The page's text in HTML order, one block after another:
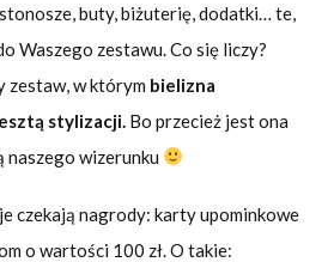
buty, biżuterię, dodatki… te,
Waszego zestawu. Co się liczy?
zestaw, w którym bielizna
stylizacji. Bo przecież jest ona
naszego wizerunku
czekają nagrody: karty upominkowe
o wartości 100 zł. O takie: